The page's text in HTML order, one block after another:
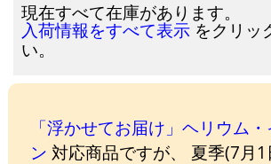
現在すべて在庫があります。
入荷情報をすべて表示 をクリッ
い。
「浮かせてお届け」ヘリウム
ン 対応商品ですが、 夏季(7月